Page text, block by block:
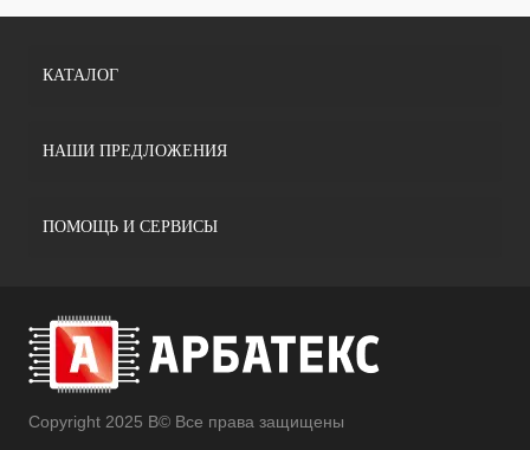
КАТАЛОГ
НАШИ ПРЕДЛОЖЕНИЯ
ПОМОЩЬ И СЕРВИСЫ
Copyright 2025 В© Все права защищены